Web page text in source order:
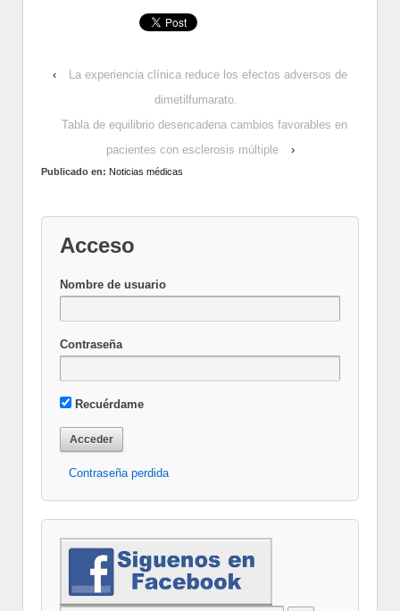
‹
La experiencia clínica reduce los efectos adversos de
dimetilfumarato.
Tabla de equilibrio desencadena cambios favorables en
pacientes con esclerosis múltiple
›
Publicado en: Noticias médicas
Acceso
Nombre de usuario
Contraseña
Recuérdame
Contraseña perdida